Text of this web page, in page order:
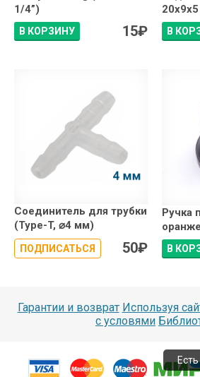
1/4”)
В КОРЗИНУ 15₽ В
Соединитель для трубки
(Type-T, ⌀4 мм)
ПОДПИСАТЬСЯ 50₽
Ручка
В
Гарантии и возврат Используя
с условями